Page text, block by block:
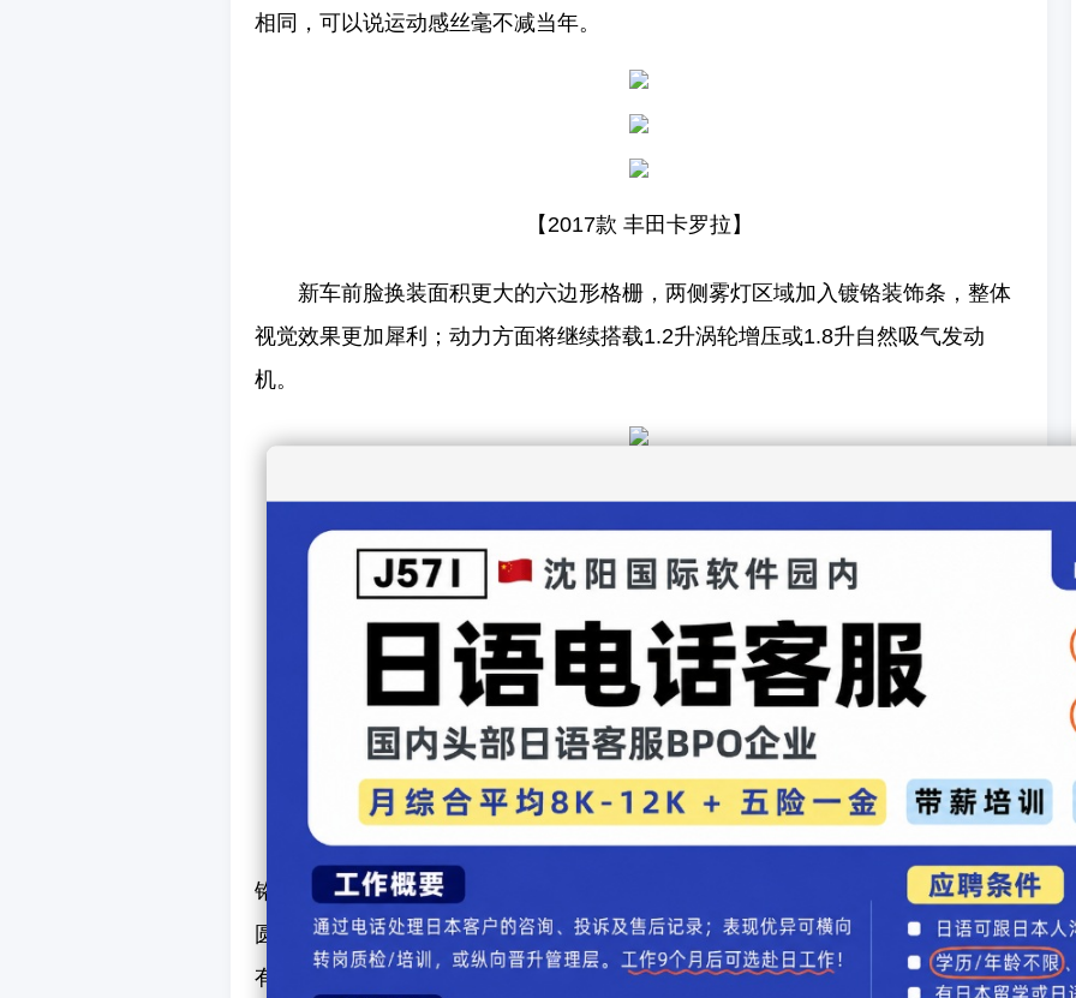
相同，可以说运动感丝毫不减当年。
【2017款 丰田卡罗拉】
新车前脸换装面积更大的六边形格栅，两侧雾灯区域加入镀铬装饰条，整体
视觉效果更加犀利；动力方面将继续搭载1.2升涡轮增压或1.8升自然吸气发动
机。
外观方面，新款雷凌采用丰田KEEN-LOOK家族设计语言，发动机舱边缘镀
铬饰条从车标向两侧延伸至大灯，进气格栅换装“大嘴式”六边形造型。格栅两侧
圆形雾灯边缘加入镀铬饰条点缀，整体运动感十足。新车尾部造型独特，中间带
有银色饰条，与两侧重新设计的尾灯相融合，且内部采用LED光源。